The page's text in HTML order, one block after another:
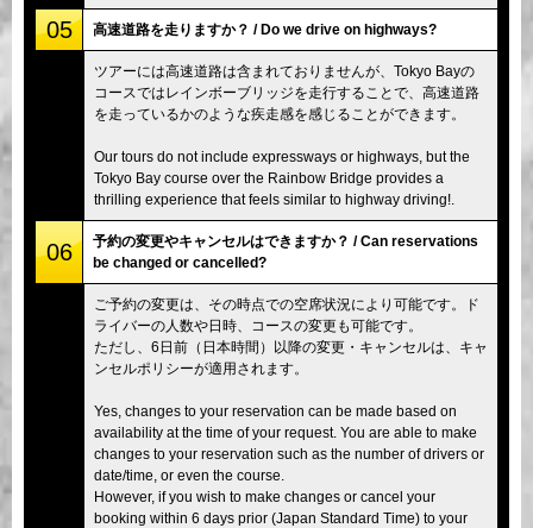
05 高速道路を走りますか？ / Do we drive on highways?
ツアーには高速道路は含まれておりませんが、Tokyo Bayの
コースではレインボーブリッジを走行することで、高速道路
を走っているかのような疾走感を感じることができます。
Our tours do not include expressways or highways, but the
Tokyo Bay course over the Rainbow Bridge provides a
thrilling experience that feels similar to highway driving!.
06
予約の変更やキャンセルはできますか？ / Can reservations
be changed or cancelled?
ご予約の変更は、その時点での空席状況により可能です。ド
ライバーの人数や日時、コースの変更も可能です。
ただし、6日前（日本時間）以降の変更・キャンセルは、キャ
ンセルポリシーが適用されます。
Yes, changes to your reservation can be made based on
availability at the time of your request. You are able to make
changes to your reservation such as the number of drivers or
date/time, or even the course.
However, if you wish to make changes or cancel your
booking within 6 days prior (Japan Standard Time) to your